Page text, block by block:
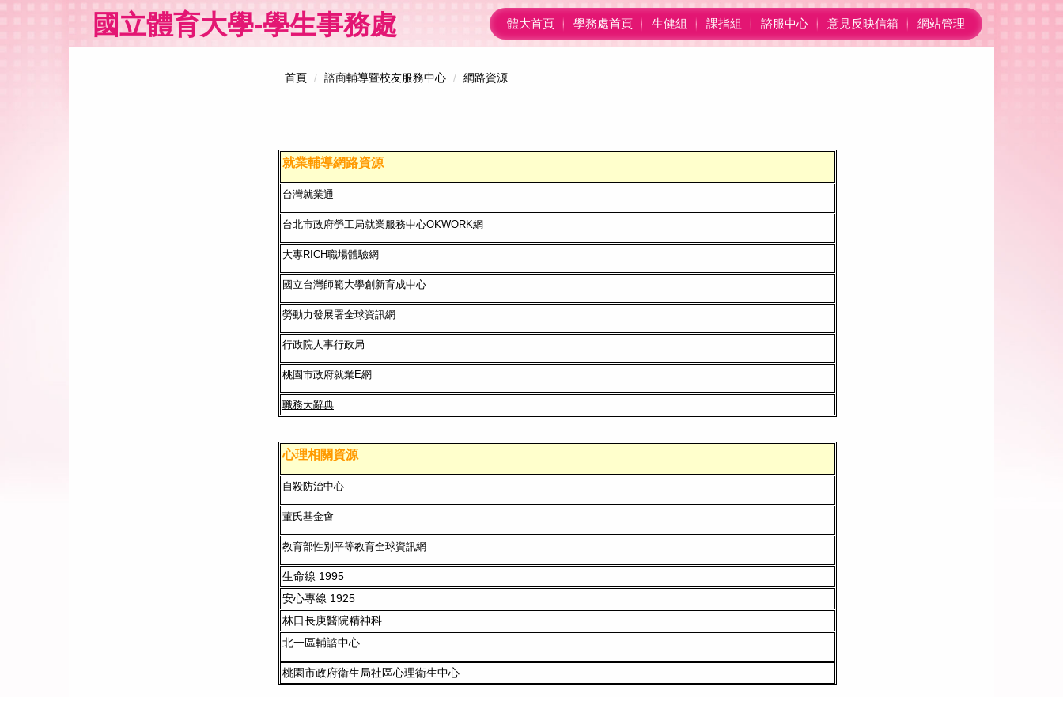
國立體育大學-學生事務處 體大首頁 學務處首頁 生健組 課指組 諮服中心 意見反映信箱 網站管理
首頁 諮商輔導暨校友服務中心 網路資源
就業輔導網路資源
台灣就業通
台北市政府勞工局就業服務中心OKWORK網
大專RICH職場體驗網
國立台灣師範大學創新育成中心
勞動力發展署全球資訊網
行政院人事行政局
桃園市政府就業E網
職務大辭典
心理相關資源
自殺防治中心
董氏基金會
教育部性別平等教育全球資訊網
生命線 1995
安心專線 1925
林口長庚醫院精神科
北一區輔諮中心
桃園市政府衛生局社區心理衛生中心